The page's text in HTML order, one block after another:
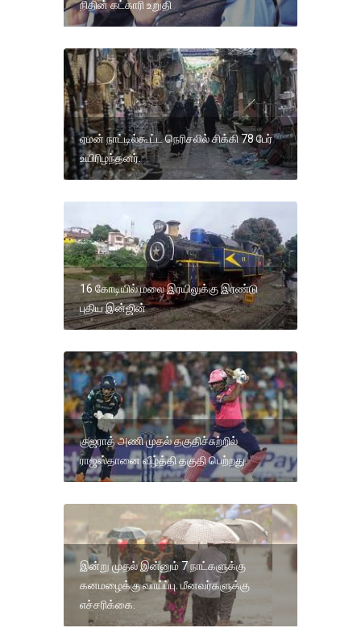
நிதின் கட்காரி உறுதி
ஏமன் நாட்டில்கூட்ட நெரிசலில் சிக்கி 78 பேர்
உயிரிழந்தனர்.
16 கோடியில் மலை இரயிலுக்கு இரண்டு
புதிய இன்ஜின்
குஜராத் அணி முதல் தகுதிச்சுற்றில்
ராஜஸ்தானை வீழ்த்தி தகுதி பெற்றது.
இன்று முதல் இன்னும் 7 நாட்களுக்கு
கனமழைக்கு வாய்ப்பு. மீனவர்களுக்கு
எச்சரிக்கை.